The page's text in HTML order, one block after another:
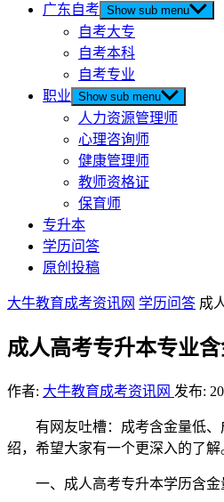
广东自考 Show sub menu
自考大专
自考本科
自考专业
职业 Show sub menu
人力资源管理师
心理咨询师
健康管理师
教师资格证
保育师
专升本
学历问答
原创投稿
大牛教育成考资讯网 学历问答 成
成人高考专升本专业
作者: 大牛教育成考资讯网 发布:
有网友吐槽：成考含金量低
绍，希望大家有一个更深入的了解
一、成人高考专升本学历含金